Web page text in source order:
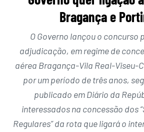
Bragança e
O Governo lançou o concurso
adjudicação, em regime de
aérea Bragança-Vila Real-Viseu-
por um período de três anos,
publicado em Diário da
interessados na concessão dos
Regulares” da rota que ligará o